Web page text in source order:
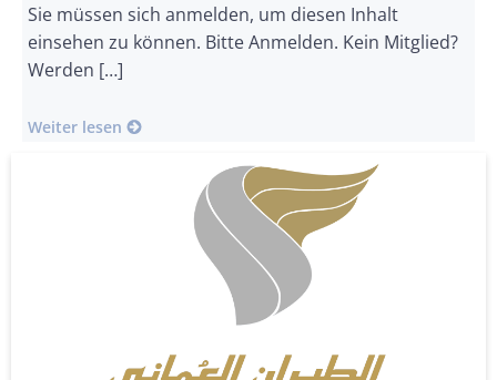
Sie müssen sich anmelden, um diesen Inhalt
einsehen zu können. Bitte Anmelden. Kein Mitglied?
Werden […]
Weiter lesen